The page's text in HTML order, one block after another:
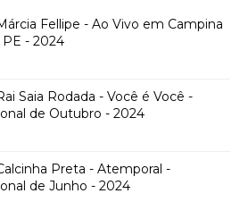
Fellipe - Ao Vivo em Campina
PE - 2024
Saia Rodada - Você é Você -
de Outubro - 2024
Preta - Atemporal -
de Junho - 2024